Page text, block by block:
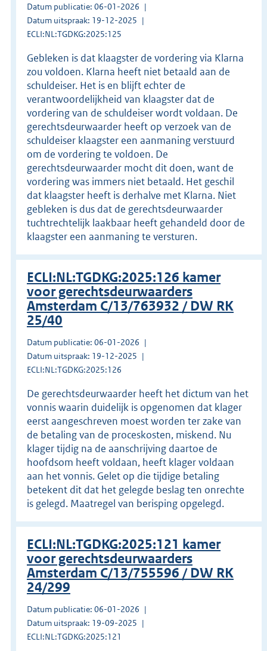
Datum publicatie: 06-01-2026
Datum uitspraak: 19-12-2025
ECLI:NL:TGDKG:2025:125
Gebleken is dat klaagster de vordering via Klarna
zou voldoen. Klarna heeft niet betaald aan de
schuldeiser. Het is en blijft echter de
verantwoordelijkheid van klaagster dat de
vordering van de schuldeiser wordt voldaan. De
gerechtsdeurwaarder heeft op verzoek van de
schuldeiser klaagster een aanmaning verstuurd
om de vordering te voldoen. De
gerechtsdeurwaarder mocht dit doen, want de
vordering was immers niet betaald. Het geschil
dat klaagster heeft is derhalve met Klarna. Niet
gebleken is dus dat de gerechtsdeurwaarder
tuchtrechtelijk laakbaar heeft gehandeld door de
klaagster een aanmaning te versturen.
ECLI:NL:TGDKG:2025:126 kamer
voor gerechtsdeurwaarders
Amsterdam C/13/763932 / DW RK
25/40
Datum publicatie: 06-01-2026
Datum uitspraak: 19-12-2025
ECLI:NL:TGDKG:2025:126
De gerechtsdeurwaarder heeft het dictum van het
vonnis waarin duidelijk is opgenomen dat klager
eerst aangeschreven moest worden ter zake van
de betaling van de proceskosten, miskend. Nu
klager tijdig na de aanschrijving daartoe de
hoofdsom heeft voldaan, heeft klager voldaan
aan het vonnis. Gelet op die tijdige betaling
betekent dit dat het gelegde beslag ten onrechte
is gelegd. Maatregel van berisping opgelegd.
ECLI:NL:TGDKG:2025:121 kamer
voor gerechtsdeurwaarders
Amsterdam C/13/755596 / DW RK
24/299
Datum publicatie: 06-01-2026
Datum uitspraak: 19-09-2025
ECLI:NL:TGDKG:2025:121